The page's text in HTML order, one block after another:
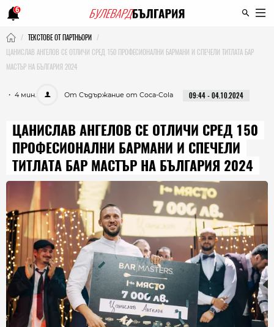
6
ТЕКСТОВЕ ОТ ПАРТНЬОРИ
ЦАНИСЛАВ АНГЕЛОВ СЕ ОТЛИЧИ СРЕД 150 ПРОФЕСИОНАЛНИ БАРМАНИ И СПЕЧЕЛИ ТИТЛАТА БАР
МАСТЪР НА БЪЛГАРИЯ 2024
・ 4 мин. От Съдържание от Coca-Cola 09:44 - 04.10.2024
ЦАНИСЛАВ АНГЕЛОВ СЕ ОТЛИЧИ СРЕД 150
ПРОФЕСИОНАЛНИ БАРМАНИ И СПЕЧЕЛИ
ТИТЛАТА БАР МАСТЪР НА БЪЛГАРИЯ 2024